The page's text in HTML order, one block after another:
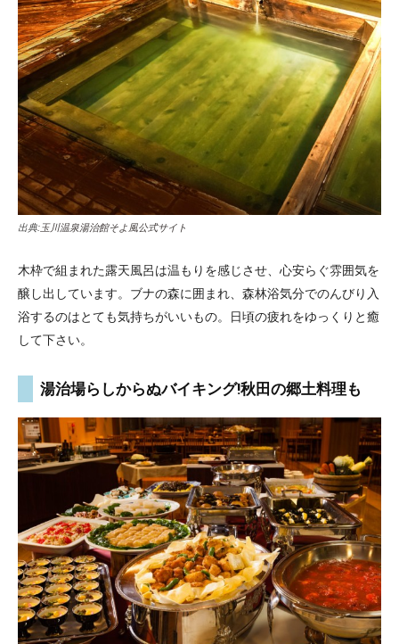
出典:玉川温泉湯治館そよ風公式サイト
木枠で組まれた露天風呂は温もりを感じさせ、心安らぐ雰囲気を
醸し出しています。ブナの森に囲まれ、森林浴気分でのんびり入
浴するのはとても気持ちがいいもの。日頃の疲れをゆっくりと癒
して下さい。
湯治場らしからぬバイキング!秋田の郷土料理も